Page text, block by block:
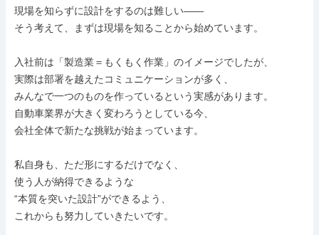
現場を知らずに設計をするのは難しい——
そう考えて、まずは現場を知ることから始めています。
入社前は「製造業＝もくもく作業」のイメージでしたが、
実際は部署を越えたコミュニケーションが多く、
みんなで一つのものを作っているという実感があります。
自動車業界が大きく変わろうとしている今、
会社全体で新たな挑戦が始まっています。
私自身も、ただ形にするだけでなく、
使う人が納得できるような
“本質を突いた設計”ができるよう、
これからも努力していきたいです。